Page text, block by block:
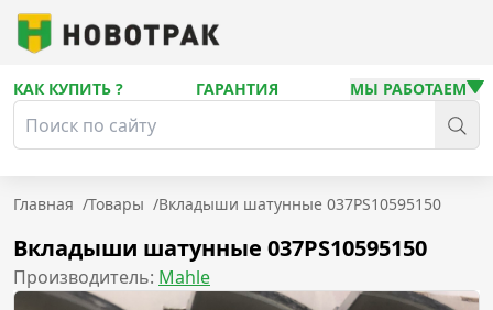
КАК КУПИТЬ ? ГАРАНТИЯ МЫ РАБОТАЕМ
Главная /Товары /Вкладыши шатунные 037PS10595150
Вкладыши шатунные 037PS10595150
Производитель: Mahle